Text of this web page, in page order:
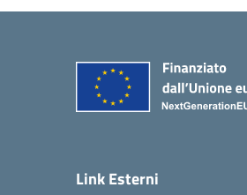
Link Esterni